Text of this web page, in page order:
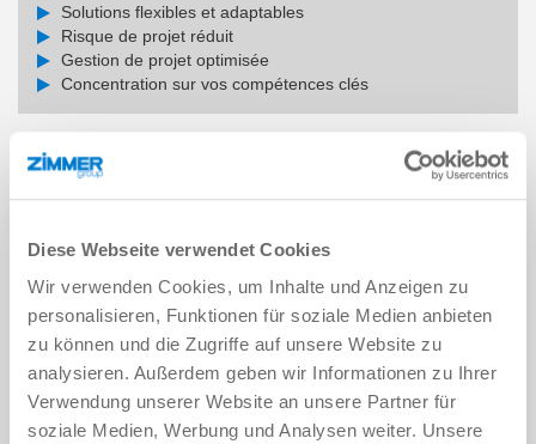
Diese Webseite verwendet Cookies
Wir verwenden Cookies, um Inhalte und Anzeigen zu
personalisieren, Funktionen für soziale Medien anbieten
zu können und die Zugriffe auf unsere Website zu
analysieren. Außerdem geben wir Informationen zu Ihrer
Verwendung unserer Website an unsere Partner für
soziale Medien, Werbung und Analysen weiter. Unsere
Solutions flexibles et adaptables
Risque de projet réduit
Gestion de projet optimisée
Concentration sur vos compétences clés
1. Augmentation de l’efficacité :nos modules et cellules prêts à
testées sur place permettent d’accélérer la gestion des projets et
de réduire le temps de mise en service.
2. Assurance qualité :nous produisons dans un environnement
contrôlé et garantissons une qualité et une cohérence maximales.
Des tests approfondis avant la livraison réduisent le risque de
dysfonctionnement sur place.